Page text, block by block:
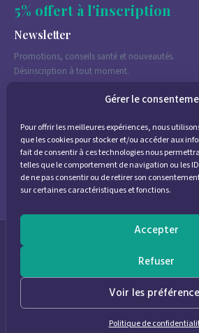
Gérer le
Pour offrir les meilleures expériences, nous
que les cookies pour stocker et/ou accéder aux
fait de consentir à ces technologies nous
telles que le comportement de navigation ou les
de ne pas consentir ou de retirer son
sur certaines caractéristiques et fonctions.
Accepter
Refuser
Voir les
Politique de
5% offert à l'inscription
Newsletter
Promotions, conseils santé et nouveautés.
Désinscription à tout moment.
J'accepte de recevoir des emails
politique de confidentialité
Parapharmacie Provence —